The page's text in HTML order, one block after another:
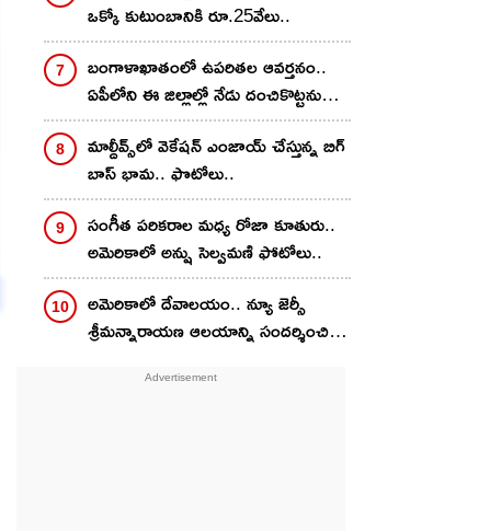
ఒక్కో కుటుంబానికి రూ.25వేలు..
బంగాళాఖాతంలో ఉపరితల ఆవర్తనం..
ఏపీలోని ఈ జిల్లాల్లో నేడు దంచికొట్టనున్న
వానలు.. హెచ్చరికలు జారీ
మాల్దీవ్స్‌లో వెకేషన్ ఎంజాయ్ చేస్తున్న బిగ్
బాస్ భామ.. ఫొటోలు..
సంగీత పరికరాల మధ్య రోజా కూతురు..
అమెరికాలో అన్షు సెల్వమణి ఫోటోలు..
అమెరికాలో దేవాలయం.. న్యూ జెర్సీ
శ్రీమన్నారాయణ ఆలయాన్ని సందర్శించిన